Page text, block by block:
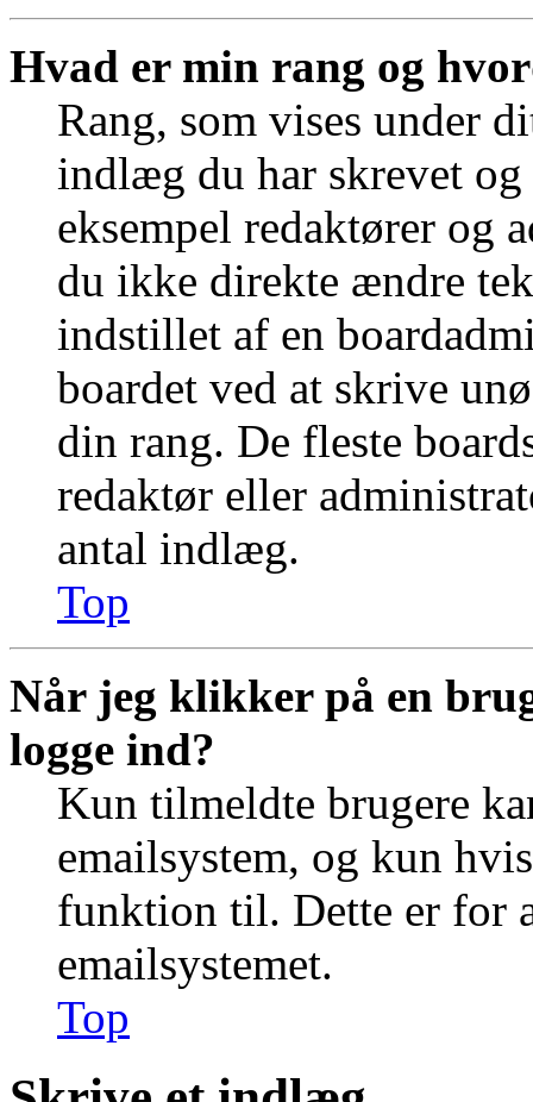
Hvad er min rang og
Rang, som vises under
indlæg du har skrevet
eksempel redaktører og
du ikke direkte ændre
indstillet af en
boardet ved at skrive
din rang. De fleste
redaktør eller
antal indlæg.
Top
Når jeg klikker på en
logge ind?
Kun tilmeldte brugere
emailsystem, og kun
funktion til. Dette er for
emailsystemet.
Top